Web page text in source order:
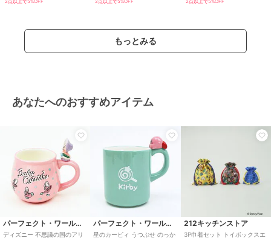
2点以上で5%OFF 2点以上で5%OFF 2点以上で5%OFF
もっとみる
あなたへのおすすめアイテム
パーフェクト・ワールド・トーキョー
ディズニー 不思議の国のアリ
パーフェクト・ワールド・トーキョー
星のカービィ うつぶせ のっか
212キッチンストア
3P巾着セット トイボックスエ